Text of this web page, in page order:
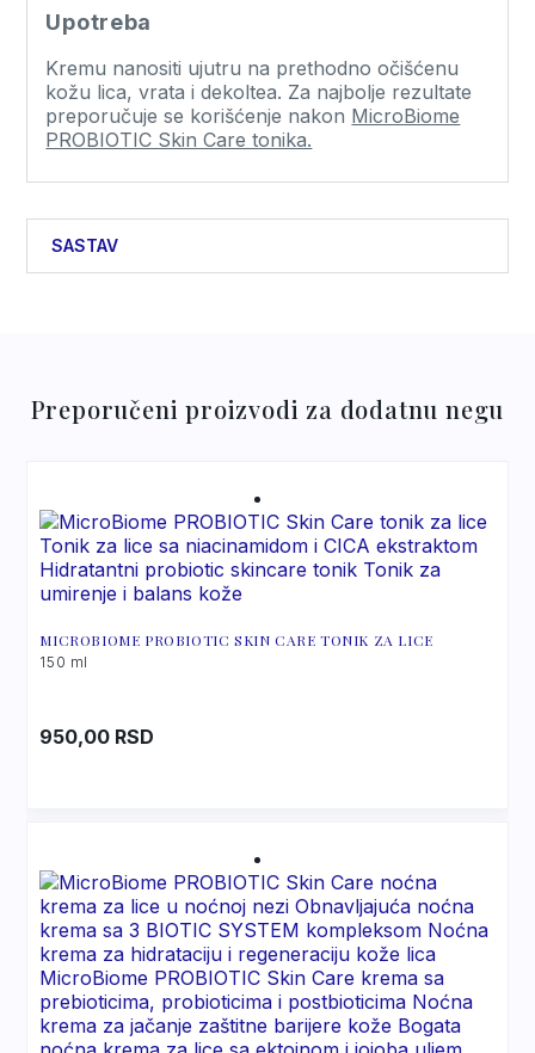
Upotreba
Kremu nanositi ujutru na prethodno očišćenu
kožu lica, vrata i dekoltea. Za najbolje rezultate
preporučuje se korišćenje nakon MicroBiome
PROBIOTIC Skin Care tonika.
SASTAV
Copolymer, Methyl Methacrylate
Ferment, Sodium Hyaluronate,
Ethylhexylglycerin, Beta-Glucan, 1,2-
Hexanediol, Caprylyl Glycol, Glyceryl
Caprylate, Caprylhydroxamic Acid, Sodium
Preporučeni proizvodi za dodatnu negu
MICROBIOME PROBIOTIC SKIN CARE TONIK ZA LICE
150 ml
950,00 RSD